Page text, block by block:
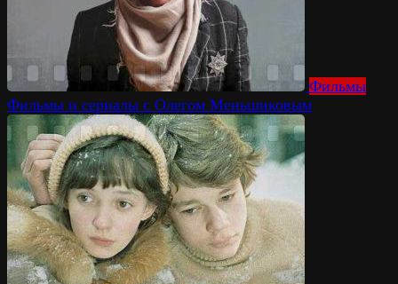
Фильмы
Фильмы и сериалы с Олегом Меньшиковым